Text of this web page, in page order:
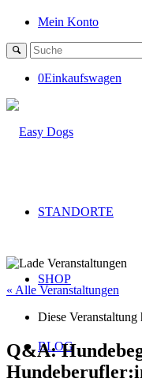
Mein Konto
0Einkaufswagen
STANDORTE
SHOP
BLOG
« Alle Veranstaltungen
Diese Veranstaltung
Q&A: